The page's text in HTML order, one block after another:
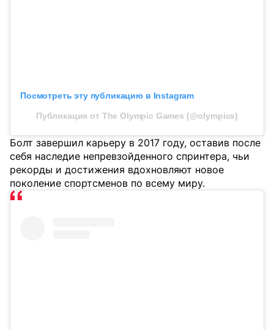
Посмотреть эту публикацию в Instagram
Публикация от The Olympic Games (@olympics)
Болт завершил карьеру в 2017 году, оставив после
себя наследие непревзойденного спринтера, чьи
рекорды и достижения вдохновляют новое
поколение спортсменов по всему миру.